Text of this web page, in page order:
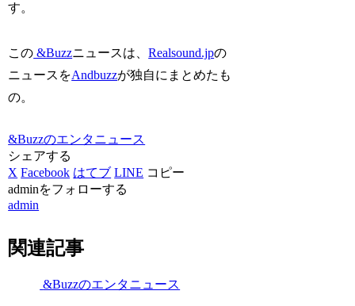
す。
この &Buzzニュースは、Realsound.jpの
ニュースをAndbuzzが独自にまとめたも
の。
&Buzzのエンタニュース
シェアする
X Facebook はてブ LINE コピー
adminをフォローする
admin
関連記事
&Buzzのエンタニュース